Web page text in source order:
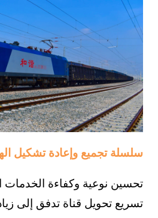
سلسلة تجميع وإعادة تشكيل
تحسين نوعية وكفاءة الخدمات
تسريع تحويل قناة تدفق إلى